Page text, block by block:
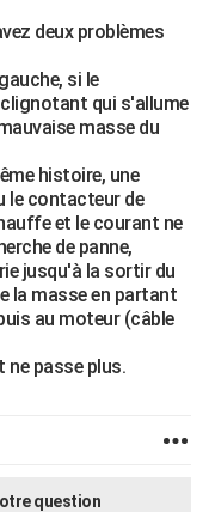
deux problèmes
si le
qui s'allume
masse du
histoire, une
le contacteur de
et le courant ne
de panne,
jusqu'à la sortir du
la masse en partant
au moteur (câble
ne passe plus.
question